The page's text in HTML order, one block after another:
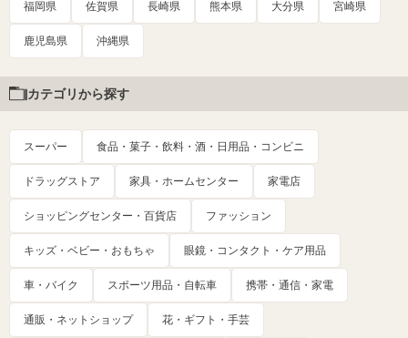
福岡県 佐賀県 長崎県 熊本県 大分県 宮崎県
鹿児島県 沖縄県
カテゴリから探す
スーパー 食品・菓子・飲料・酒・日用品・コンビニ
ドラッグストア 家具・ホームセンター 家電店
ショッピングセンター・百貨店 ファッション
キッズ・ベビー・おもちゃ 眼鏡・コンタクト・ケア用品
車・バイク スポーツ用品・自転車 携帯・通信・家電
通販・ネットショップ 花・ギフト・手芸